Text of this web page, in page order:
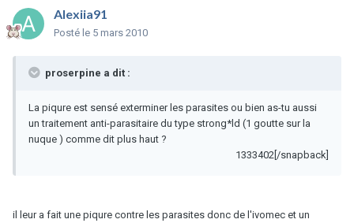
Alexiia91
Posté le 5 mars 2010
proserpine a dit :
La piqure est sensé exterminer les parasites ou bien as-tu aussi
un traitement anti-parasitaire du type strong*ld (1 goutte sur la
nuque ) comme dit plus haut ?
1333402[/snapback]
il leur a fait une piqure contre les parasites donc de l'ivomec et un